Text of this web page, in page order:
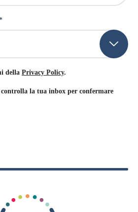
della Privacy Policy.
la tua inbox per confermare